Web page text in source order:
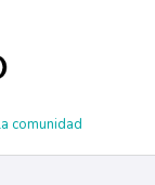
comunidad